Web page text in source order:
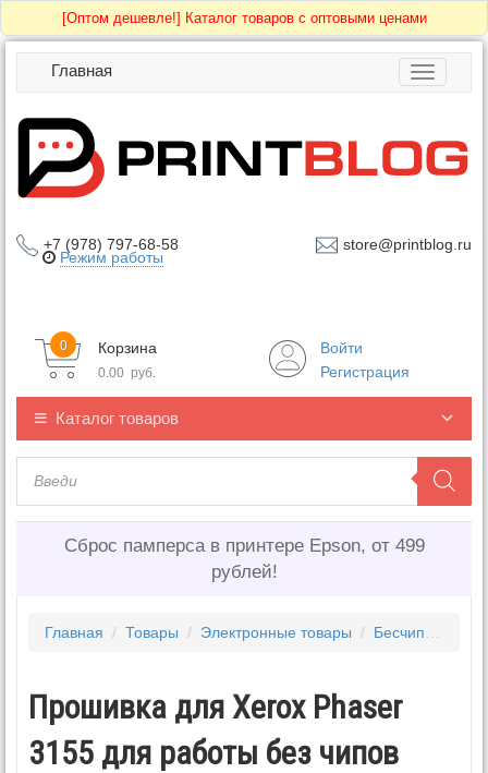
[Оптом дешевле!] Каталог товаров с оптовыми ценами
Toggle
Главная
+7 (978) 797-68-58 store@printblog.ru
Режим работы
Корзина
0
0.00 руб.
Войти
Регистрация
Каталог товаров
Сброс памперса в принтере Epson, от 499
рублей!
Главная / Товары / Электронные товары / Бесчиповые прошивки HP, SAMSUNG, XEROX
Прошивка для Xerox Phaser
3155 для работы без чипов